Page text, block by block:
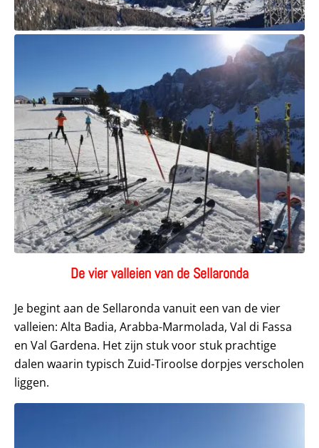
De vier valleien van de Sellaronda
Je begint aan de Sellaronda vanuit een van de vier
valleien: Alta Badia, Arabba-Marmolada, Val di Fassa
en Val Gardena. Het zijn stuk voor stuk prachtige
dalen waarin typisch Zuid-Tiroolse dorpjes verscholen
liggen.